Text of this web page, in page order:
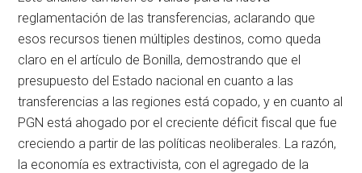
reglamentación de las transferencias, aclarando que
esos recursos tienen múltiples destinos, como queda
claro en el artículo de Bonilla, demostrando que el
presupuesto del Estado nacional en cuanto a las
transferencias a las regiones está copado, y en cuanto al
PGN está ahogado por el creciente déficit fiscal que fue
creciendo a partir de las políticas neoliberales. La razón,
la economía es extractivista, con el agregado de la